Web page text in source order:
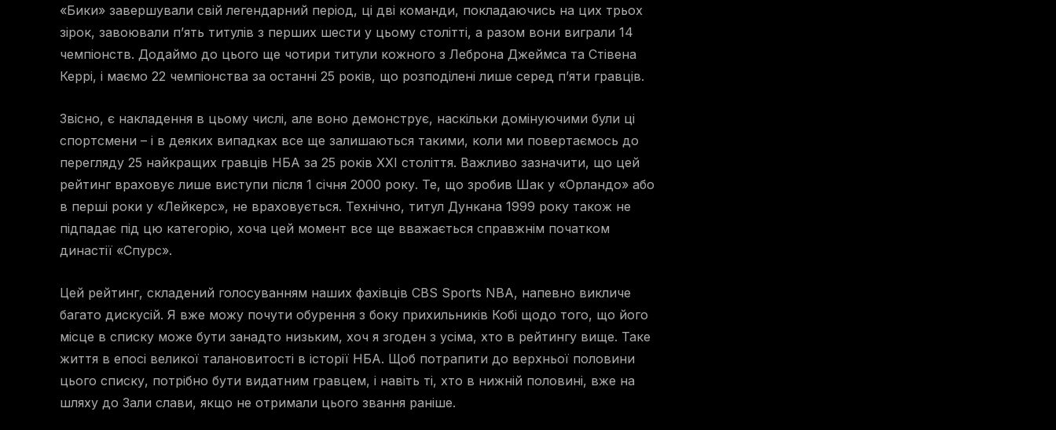
«Бики» завершували свій легендарний період, ці дві команди, покладаючись на цих трьох
зірок, завоювали п’ять титулів з перших шести у цьому столітті, а разом вони виграли 14
чемпіонств. Додаймо до цього ще чотири титули кожного з Леброна Джеймса та Стівена
Керрі, і маємо 22 чемпіонства за останні 25 років, що розподілені лише серед п’яти гравців.
Звісно, є накладення в цьому числі, але воно демонструє, наскільки домінуючими були ці
спортсмени – і в деяких випадках все ще залишаються такими, коли ми повертаємось до
перегляду 25 найкращих гравців НБА за 25 років XXI століття. Важливо зазначити, що цей
рейтинг враховує лише виступи після 1 січня 2000 року. Те, що зробив Шак у «Орландо» або
в перші роки у «Лейкерс», не враховується. Технічно, титул Дункана 1999 року також не
підпадає під цю категорію, хоча цей момент все ще вважається справжнім початком
династії «Спурс».
Цей рейтинг, складений голосуванням наших фахівців CBS Sports NBA, напевно викличе
багато дискусій. Я вже можу почути обурення з боку прихильників Кобі щодо того, що його
місце в списку може бути занадто низьким, хоч я згоден з усіма, хто в рейтингу вище. Таке
життя в епосі великої талановитості в історії НБА. Щоб потрапити до верхньої половини
цього списку, потрібно бути видатним гравцем, і навіть ті, хто в нижній половині, вже на
шляху до Зали слави, якщо не отримали цього звання раніше.